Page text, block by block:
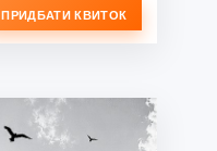
ПРИДБАТИ КВИТОК